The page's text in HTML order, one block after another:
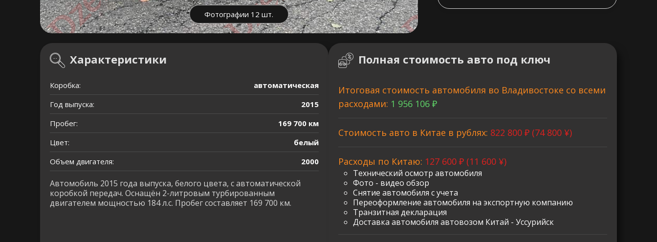
Фотографии 12 шт.
Характеристики
Коробка:
автоматическая
Год выпуска:
2015
Пробег:
169 700 км
Цвет:
белый
Объем двигателя:
2000
Автомобиль 2015 года выпуска, белого цвета, с автоматической
коробкой передач. Оснащён 2-литровым турбированным
двигателем мощностью 184 л.с. Пробег составляет 169 700 км.
Полная стоимость авто под ключ
Итоговая стоимость автомобиля во Владивостоке со всеми
расходами: 1 956 106 ₽
Стоимость авто в Китае в рублях: 822 800 ₽ (74 800 ¥)
Расходы по Китаю: 127 600 ₽ (11 600 ¥)
Технический осмотр автомобиля
Фото - видео обзор
Снятие автомобиля с учета
Переоформление автомобиля на экспортную компанию
Транзитная декларация
Доставка автомобиля автовозом Китай - Уссурийск